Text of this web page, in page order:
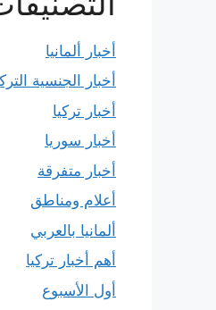
أخبار ألمانيا
أخبار الجنسية
أخبار تركيا
أخبار سوريا
أخبار متفرقة
أعلام ومناطق
ألمانيا بالعربي
أهم أخبار تركيا
أول الأسبوع